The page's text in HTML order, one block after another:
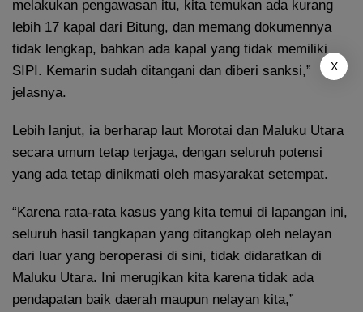
melakukan pengawasan itu, kita temukan ada kurang
lebih 17 kapal dari Bitung, dan memang dokumennya
tidak lengkap, bahkan ada kapal yang tidak memiliki
SIPI. Kemarin sudah ditangani dan diberi sanksi,”
jelasnya.
Lebih lanjut, ia berharap laut Morotai dan Maluku Utara
secara umum tetap terjaga, dengan seluruh potensi
yang ada tetap dinikmati oleh masyarakat setempat.
“Karena rata-rata kasus yang kita temui di lapangan ini,
seluruh hasil tangkapan yang ditangkap oleh nelayan
dari luar yang beroperasi di sini, tidak didaratkan di
Maluku Utara. Ini merugikan kita karena tidak ada
pendapatan baik daerah maupun nelayan kita,”
X